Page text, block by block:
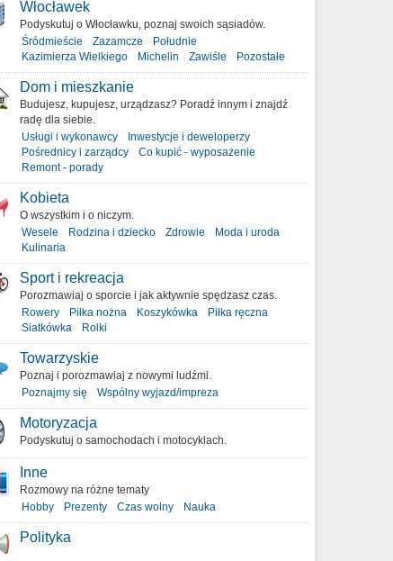
Włocławek
Podyskutuj o Włocławku, poznaj swoich sąsiadów.
Śródmieście
Zazamcze
Południe
Kazimierza Wielkiego
Michelin Zawiśle Pozostałe
Dom i mieszkanie
Budujesz, kupujesz, urządzasz? Poradź innym i znajdź
radę dla siebie.
Usługi i wykonawcy
Inwestycje i deweloperzy
Pośrednicy i zarządcy
Co kupić - wyposażenie
Remont - porady
Kobieta
O wszystkim i o niczym.
Wesele
Rodzina i dziecko Zdrowie
Moda i uroda
Kulinaria
Sport i rekreacja
Porozmawiaj o sporcie i jak aktywnie spędzasz czas.
Rowery
Piłka nożna Koszykówka
Piłka ręczna
Siatkówka
Rolki
Towarzyskie
Poznaj i porozmawiaj z nowymi ludźmi.
Poznajmy się
Wspólny wyjazd/impreza
Motoryzacja
Podyskutuj o samochodach i motocyklach.
Inne
Rozmowy na różne tematy
Hobby
Prezenty Czas wolny Nauka
Polityka